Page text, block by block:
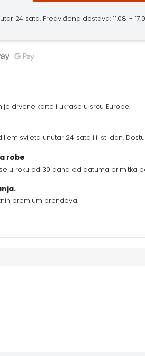
24 sata. Predviđena dostava: 11.08. -
drvene karte i ukrase u srcu Europe.
svijeta unutar 24 sata ili isti dan.
robe
u roku od 30 dana od datuma primitka
premium brendova.